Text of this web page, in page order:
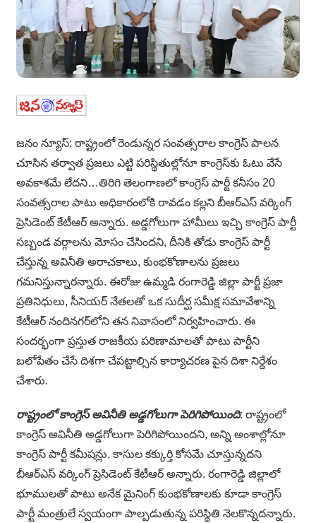
జనం న్యూస్: రాష్ట్రంలో రెండున్నర సంవత్సరాల కాంగ్రెస్ పాలన
చూసిన తర్వాత ప్రజలు ఎట్టి పరిస్థితుల్లోనూ కాంగ్రెస్‌కు ఓటు వేసే
అవకాశమే లేదని…తిరిగి తెలంగాణలో కాంగ్రెస్ పార్టీ కనీసం 20
సంవత్సరాల పాటు అధికారంలోకి రావడం కల్లని బీఆర్ఎస్ వర్కింగ్
ప్రెసిడెంట్ కేటీఆర్ అన్నారు. అడ్డగోలుగా హామీలు ఇచ్చి కాంగ్రెస్ పార్టీ
సబ్బండ వర్గాలను మోసం చేసిందని, దీనికి తోడు కాంగ్రెస్ పార్టీ
చేస్తున్న అవినీతి అరాచకాలు, కుంభకోణాలను ప్రజలు
గమనిస్తున్నారన్నారు. ఈరోజు ఉమ్మడి రంగారెడ్డి జిల్లా పార్టీ ప్రజా
ప్రతినిధులు, సీనియర్ నేతలతో ఒక సుదీర్ఘ సమీక్ష సమావేశాన్ని
కేటీఆర్ నంది‌నగర్‌లోని తన నివాసంలో నిర్వహించారు. ఈ
సందర్భంగా ప్రస్తుత రాజకీయ పరిణామాలతో పాటు పార్టీని
బలోపేతం చేసే దిశగా చేపట్టాల్సిన కార్యాచరణ పైన దిశా నిర్దేశం
చేశారు.
రాష్ట్రంలో కాంగ్రెస్ అవినీతి అడ్డగోలుగా పెరిగిపోయింది: రాష్ట్రంలో
కాంగ్రెస్ అవినీతి అడ్డగోలుగా పెరిగిపోయిందని, అన్ని అంశాల్లోనూ
కాంగ్రెస్ పార్టీ కమీషన్లు, కాసుల కక్కుర్తి కోసమే చూస్తున్నదని
బీఆర్ఎస్ వర్కింగ్ ప్రెసిడెంట్ కేటీఆర్ అన్నారు. రంగారెడ్డి జిల్లాలో
భూములతో పాటు అనేక మైనింగ్ కుంభకోణాలకు కూడా కాంగ్రెస్
పార్టీ మంత్రులే స్వయంగా పాల్పడుతున్న పరిస్థితి నెలకొన్నదన్నారు.